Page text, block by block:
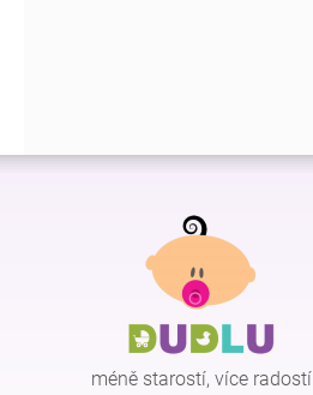
Z
méně starostí, více radostí